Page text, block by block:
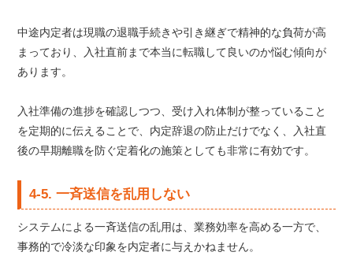
中途内定者は現職の退職手続きや引き継ぎで精神的な負荷が高
まっており、入社直前まで本当に転職して良いのか悩む傾向が
あります。
入社準備の進捗を確認しつつ、受け入れ体制が整っていること
を定期的に伝えることで、内定辞退の防止だけでなく、入社直
後の早期離職を防ぐ定着化の施策としても非常に有効です。
4-5. 一斉送信を乱用しない
システムによる一斉送信の乱用は、業務効率を高める一方で、
事務的で冷淡な印象を内定者に与えかねません。